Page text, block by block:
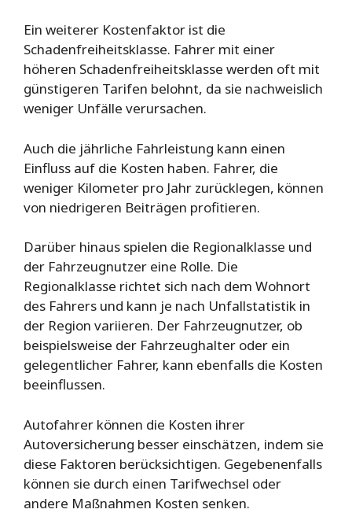
Ein weiterer Kostenfaktor ist die
Schadenfreiheitsklasse. Fahrer mit einer
höheren Schadenfreiheitsklasse werden oft mit
günstigeren Tarifen belohnt, da sie nachweislich
weniger Unfälle verursachen.
Auch die jährliche Fahrleistung kann einen
Einfluss auf die Kosten haben. Fahrer, die
weniger Kilometer pro Jahr zurücklegen, können
von niedrigeren Beiträgen profitieren.
Darüber hinaus spielen die Regionalklasse und
der Fahrzeugnutzer eine Rolle. Die
Regionalklasse richtet sich nach dem Wohnort
des Fahrers und kann je nach Unfallstatistik in
der Region variieren. Der Fahrzeugnutzer, ob
beispielsweise der Fahrzeughalter oder ein
gelegentlicher Fahrer, kann ebenfalls die Kosten
beeinflussen.
Autofahrer können die Kosten ihrer
Autoversicherung besser einschätzen, indem sie
diese Faktoren berücksichtigen. Gegebenenfalls
können sie durch einen Tarifwechsel oder
andere Maßnahmen Kosten senken.